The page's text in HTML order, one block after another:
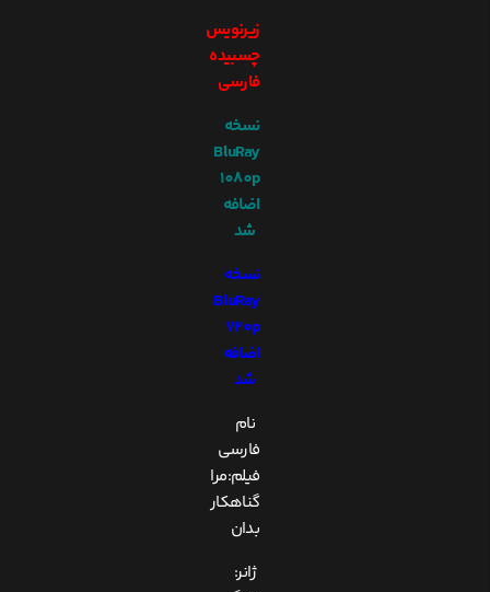
زیرنویس
چسبیده
فارسی
نسخه
BluRay
1080p
اضافه
شد
نسخه
BluRay
720p
اضافه
شد
نام
فارسی
فیلم:مرا
گناهکار
بدان
ژانر: